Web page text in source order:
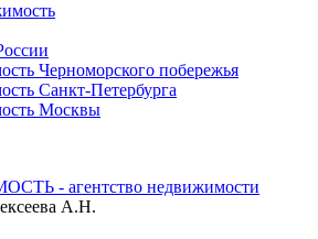
Черноморского побережья
Санкт-Петербурга
Москвы
- агентство недвижимости
А.Н.